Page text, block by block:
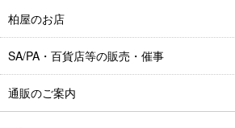
柏屋のお店
SA/PA・百貨店等の販売・催事
通販のご案内